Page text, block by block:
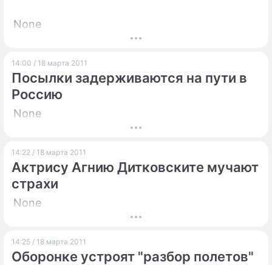
None
14:00 / 18 марта 2011
Посылки задерживаются на пути в
Россию
None
14:22 / 18 марта 2011
Актрису Агнию Дитковските мучают
страхи
None
14:25 / 18 марта 2011
Оборонке устроят "разбор полетов"